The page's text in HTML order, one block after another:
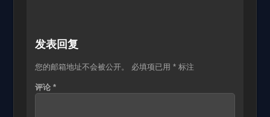
发表回复
您的邮箱地址不会被公开。 必填项已用 *标注
评论 *